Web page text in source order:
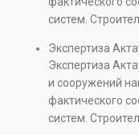
также при
проверках.
систем.
элементов и
Услуга
капитальном
также при
проверках.
Экспертиза
Экспертиза
и сооружений
фактического
систем.